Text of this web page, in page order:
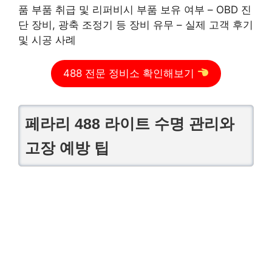
품 부품 취급 및 리퍼비시 부품 보유 여부 – OBD 진
단 장비, 광축 조정기 등 장비 유무 – 실제 고객 후기
및 시공 사례
488 전문 정비소 확인해보기
페라리 488 라이트 수명 관리와
고장 예방 팁